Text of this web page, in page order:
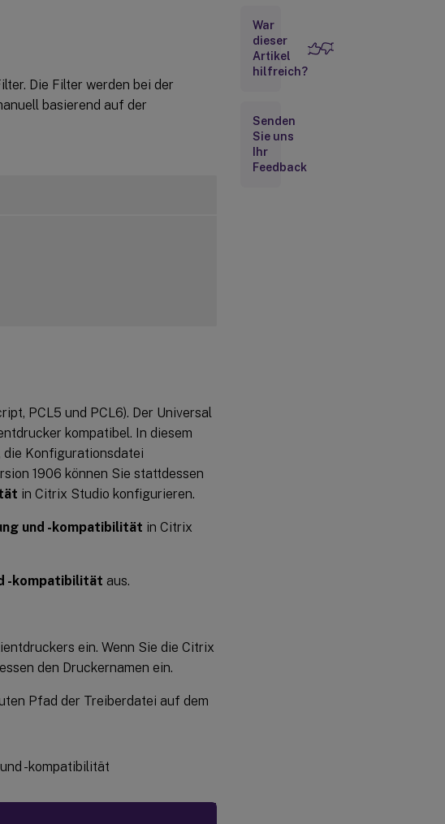
Die Filter werden bei der
basierend auf der
PCL5 und PCL6). Der Universal
kompatibel. In diesem
die Konfigurationsdatei
1906 können Sie stattdessen
in Citrix Studio konfigurieren.
und -kompatibilität in Citrix
-kompatibilität aus.
ein. Wenn Sie die Citrix
den Druckernamen ein.
Pfad der Treiberdatei auf dem
Drucken
nicht
möglich
Schritte
zum
Sammeln
von CUPS-
War
dieser
Artikel
hilfreich?
Senden
Sie uns
Ihr
Feedback